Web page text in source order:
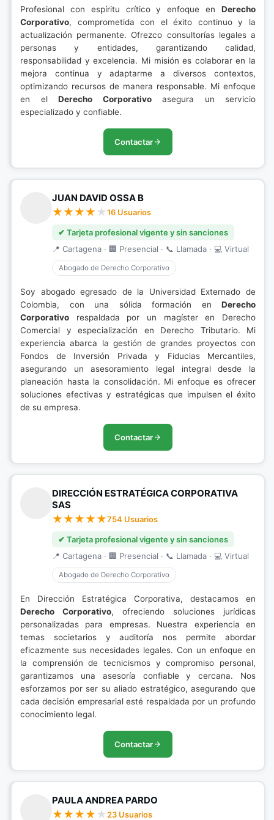
Profesional con espíritu crítico y enfoque en Derecho
Corporativo, comprometida con el éxito continuo y la
actualización permanente. Ofrezco consultorías legales a
personas y entidades, garantizando calidad,
responsabilidad y excelencia. Mi misión es colaborar en la
mejora continua y adaptarme a diversos contextos,
optimizando recursos de manera responsable. Mi enfoque
en el Derecho Corporativoasegura un servicio
especializado y confiable.
Contactar
JUAN DAVID OSSA B
16 Usuarios
✔ Tarjeta profesional vigente y sin sanciones
📍 Cartagena · 🏢 Presencial · 📞 Llamada · 💻 Virtual
Abogado de Derecho Corporativo
Soy abogado egresado de la Universidad Externado de
Colombia, con una sólida formación en Derecho
Corporativo respaldada por un magíster en Derecho
Comercial y especialización en Derecho Tributario. Mi
experiencia abarca la gestión de grandes proyectos con
Fondos de Inversión Privada y Fiducias Mercantiles,
asegurando un asesoramiento legal integral desde la
planeación hasta la consolidación. Mi enfoque es ofrecer
soluciones efectivas y estratégicas que impulsen el éxito
de su empresa.
Contactar
DIRECCIÓN ESTRATÉGICA CORPORATIVA
SAS
754 Usuarios
✔ Tarjeta profesional vigente y sin sanciones
📍 Cartagena · 🏢 Presencial · 📞 Llamada · 💻 Virtual
Abogado de Derecho Corporativo
En Dirección Estratégica Corporativa, destacamos en
Derecho Corporativo, ofreciendo soluciones jurídicas
personalizadas para empresas. Nuestra experiencia en
temas societarios y auditoría nos permite abordar
eficazmente sus necesidades legales. Con un enfoque en
la comprensión de tecnicismos y compromiso personal,
garantizamos una asesoría confiable y cercana. Nos
esforzamos por ser su aliado estratégico, asegurando que
cada decisión empresarial esté respaldada por un profundo
conocimiento legal.
Contactar
PAULA ANDREA PARDO
23 Usuarios